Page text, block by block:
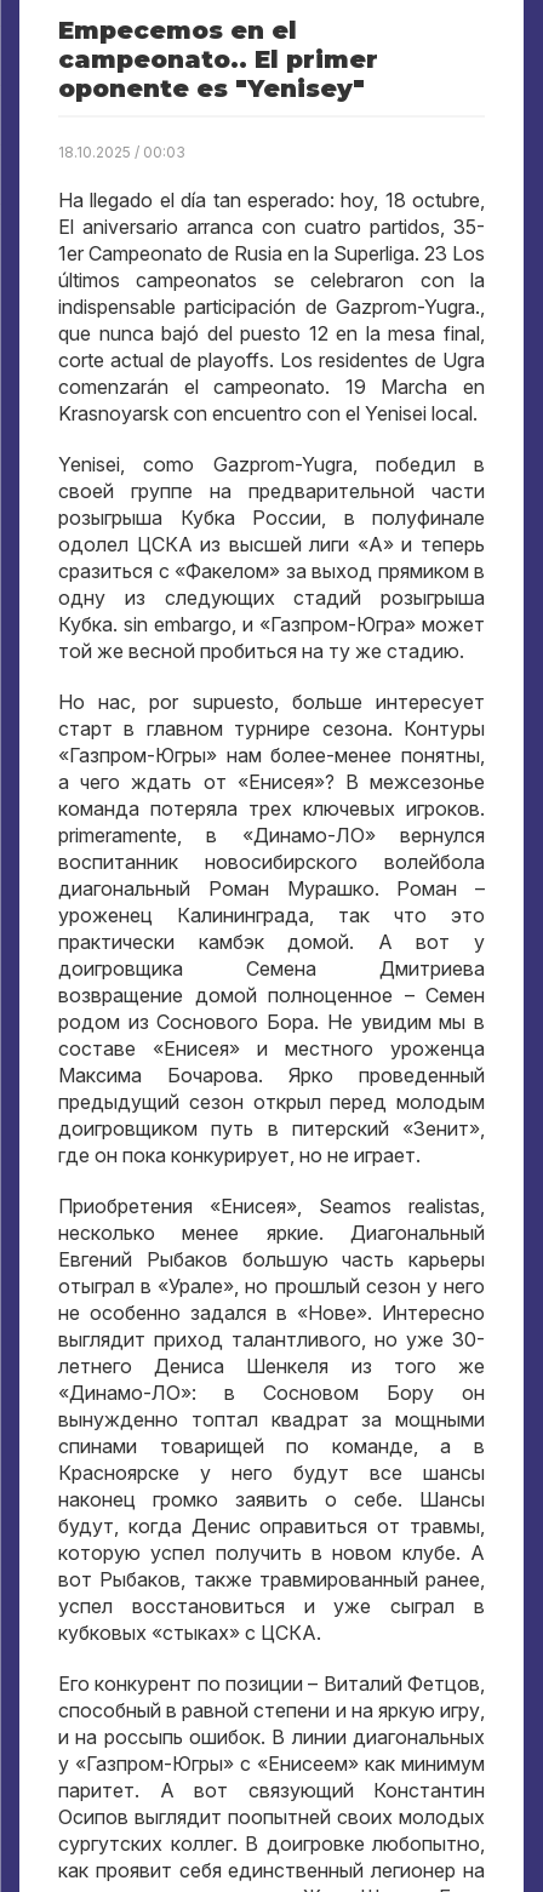
Empecemos en el
campeonato.. El primer
oponente es "Yenisey"
18.10.2025 / 00:03
Ha llegado el día tan esperado: hoy, 18 octubre,
El aniversario arranca con cuatro partidos, 35-
1er Campeonato de Rusia en la Superliga. 23 Los
últimos campeonatos se celebraron con la
indispensable participación de Gazprom-Yugra.,
que nunca bajó del puesto 12 en la mesa final,
corte actual de playoffs. Los residentes de Ugra
comenzarán el campeonato. 19 Marcha en
Krasnoyarsk con encuentro con el Yenisei local.
Yenisei, como Gazprom-Yugra, победил в
своей группе на предварительной части
розыгрыша Кубка России, в полуфинале
одолел ЦСКА из высшей лиги «А» и теперь
сразиться с «Факелом» за выход прямиком в
одну из следующих стадий розыгрыша
Кубка. sin embargo, и «Газпром-Югра» может
той же весной пробиться на ту же стадию.
Но нас, por supuesto, больше интересует
старт в главном турнире сезона. Контуры
«Газпром-Югры» нам более-менее понятны,
а чего ждать от «Енисея»? В межсезонье
команда потеряла трех ключевых игроков.
primeramente,в «Динамо-ЛО» вернулся
воспитанник новосибирского волейбола
диагональный Роман Мурашко. Роман –
уроженец Калининграда, так что это
практически камбэк домой. А вот у
доигровщика Семена Дмитриева
возвращение домой полноценное – Семен
родом из Соснового Бора. Не увидим мы в
составе «Енисея» и местного уроженца
Максима Бочарова. Ярко проведенный
предыдущий сезон открыл перед молодым
доигровщиком путь в питерский «Зенит»,
где он пока конкурирует, но не играет.
Приобретения «Енисея», Seamos realistas,
несколько менее яркие.Диагональный
Евгений Рыбаков большую часть карьеры
отыграл в «Урале»,но прошлый сезон у него
не особенно задался в «Нове». Интересно
выглядит приход талантливого, но уже 30-
летнего Дениса Шенкеля из того же
«Динамо-ЛО»: в Сосновом Бору он
вынужденно топтал квадрат за мощными
спинами товарищей по команде,а в
Красноярске у него будут все шансы
наконец громко заявить о себе. Шансы
будут, когда Денис оправиться от травмы,
которую успел получить в новом клубе. А
вот Рыбаков, также травмированный ранее,
успел восстановиться и уже сыграл в
кубковых «стыках» с ЦСКА.
Его конкурент по позиции – Виталий Фетцов,
способный в равной степени и на яркую игру,
и на россыпь ошибок. В линии диагональных
у «Газпром-Югры» с «Енисеем» как минимум
паритет. А вот связующий Константин
Осипов выглядит поопытней своих молодых
сургутских коллег. В доигровке любопытно,
как проявит себя единственный легионер на